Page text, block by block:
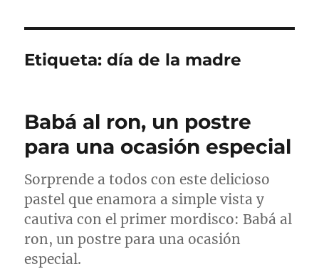
Etiqueta:día de la madre
Babá al ron, un postre
para una ocasión especial
Sorprende a todos con este delicioso
pastel que enamora a simple vista y
cautiva con el primer mordisco: Babá al
ron, un postre para una ocasión
especial.